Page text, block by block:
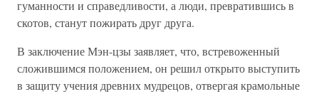
гуманности и справедливости, а люди, превратившись в
скотов, станут пожирать друг друга.
В заключение Мэн-цзы заявляет, что, встревоженный
сложившимся положением, он решил открыто выступить
в защиту учения древних мудрецов, отвергая крамольные